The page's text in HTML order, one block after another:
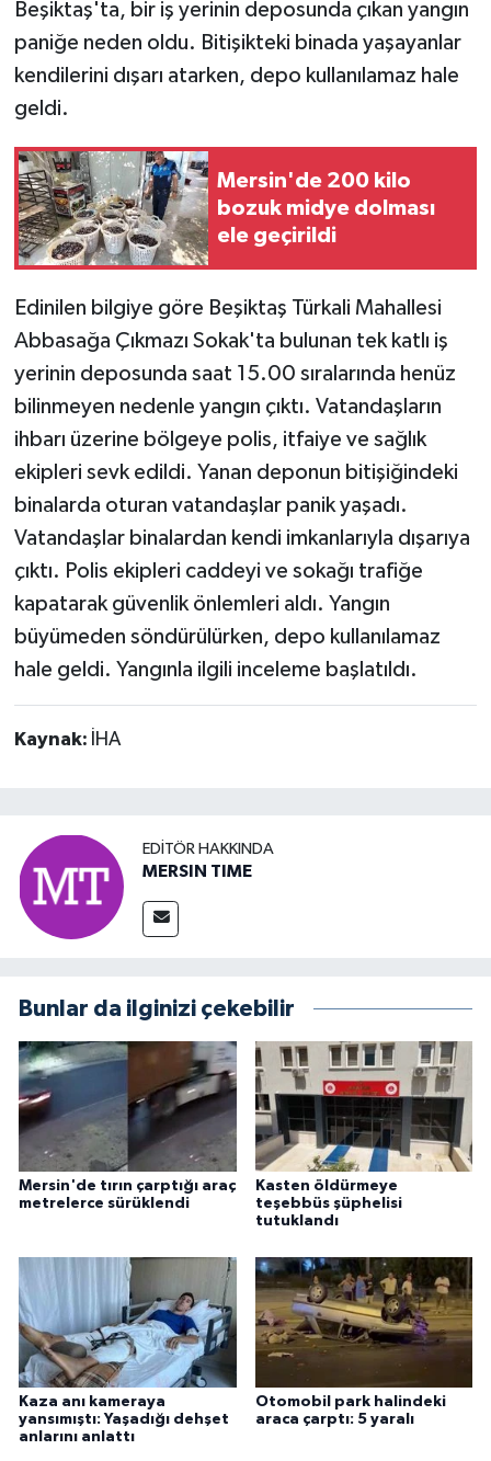
Beşiktaş'ta, bir iş yerinin deposunda çıkan yangın
paniğe neden oldu. Bitişikteki binada yaşayanlar
kendilerini dışarı atarken, depo kullanılamaz hale
geldi.
Mersin'de 200 kilo
bozuk midye dolması
ele geçirildi
Edinilen bilgiye göre Beşiktaş Türkali Mahallesi
Abbasağa Çıkmazı Sokak'ta bulunan tek katlı iş
yerinin deposunda saat 15.00 sıralarında henüz
bilinmeyen nedenle yangın çıktı. Vatandaşların
ihbarı üzerine bölgeye polis, itfaiye ve sağlık
ekipleri sevk edildi. Yanan deponun bitişiğindeki
binalarda oturan vatandaşlar panik yaşadı.
Vatandaşlar binalardan kendi imkanlarıyla dışarıya
çıktı. Polis ekipleri caddeyi ve sokağı trafiğe
kapatarak güvenlik önlemleri aldı. Yangın
büyümeden söndürülürken, depo kullanılamaz
hale geldi. Yangınla ilgili inceleme başlatıldı.
Kaynak: İHA
EDITÖR HAKKINDA
MERSIN TIME
Bunlar da ilginizi çekebilir
Mersin'de tırın çarptığı araç
metrelerce sürüklendi
Kasten öldürmeye
teşebbüs şüphelisi
tutuklandı
Kaza anı kameraya
yansımıştı: Yaşadığı dehşet
anlarını anlattı
Otomobil park halindeki
araca çarptı: 5 yaralı